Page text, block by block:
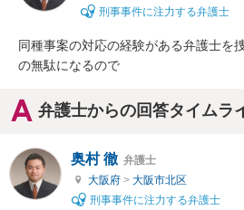
刑事事件に注力する弁護士
同種事案の対応の経験がある弁護士を
の無駄になるので
弁護士からの回答タイムラ
奥村 徹 弁護士
大阪府 > 大阪市北区
刑事事件に注力する弁護士